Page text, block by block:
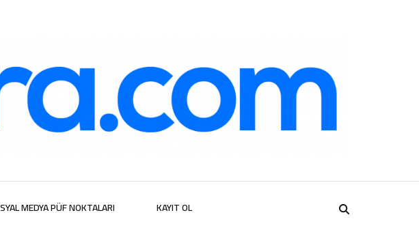
MEDYA PÜF NOKTALARI KAYIT OL